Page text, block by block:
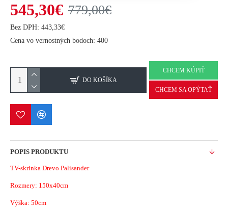
545,30€ 779,00€
Bez DPH: 443,33€
Cena vo vernostných bodoch: 400
DO KOŠÍKA
CHCEM KÚPIŤ
CHCEM SA OPÝTAŤ
POPIS PRODUKTU
TV-skrinka Drevo Palisander
Rozmery: 150x40cm
Výška: 50cm